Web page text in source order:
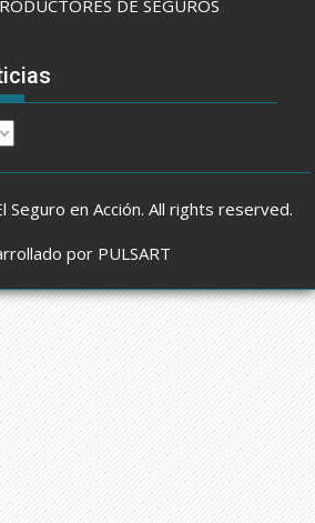
DE SEGUROS
en Acción. All rights reserved.
por PULSART